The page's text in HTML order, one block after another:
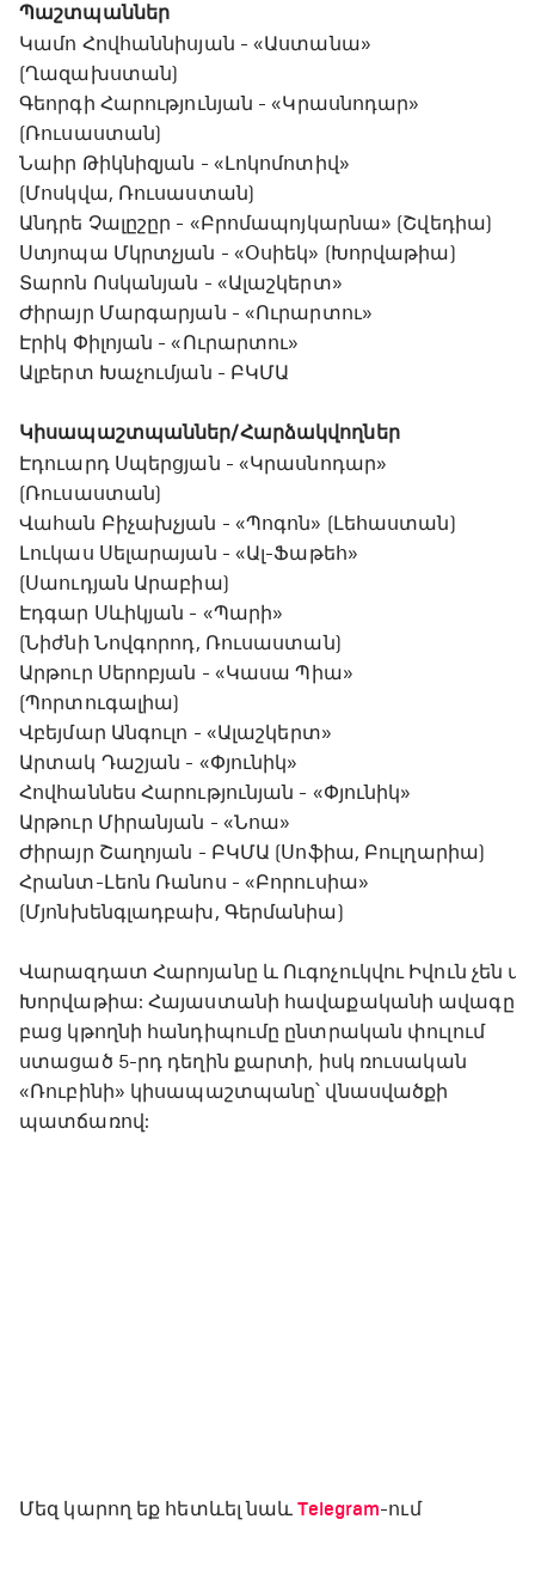
Պաշտպաններ
Կամո Հովհաննիսյան - «Աստանա»
(Ղազախստան)
Գեորգի Հարությունյան - «Կրասնոդար»
(Ռուսաստան)
Նաիր Թիկնիզյան - «Լոկոմոտիվ»
(Մոսկվա, Ռուսաստան)
Անդրե Չալըշըր - «Բրոմապոյկարնա» (Շվեդիա)
Ստյոպա Մկրտչյան - «Օսիեկ» (Խորվաթիա)
Տարոն Ոսկանյան - «Ալաշկերտ»
Ժիրայր Մարգարյան - «Ուրարտու»
Էրիկ Փիլոյան - «Ուրարտու»
Ալբերտ Խաչումյան - ԲԿՄԱ
Կիսապաշտպաններ/Հարձակվողներ
Էդուարդ Սպերցյան - «Կրասնոդար»
(Ռուսաստան)
Վահան Բիչախչյան - «Պոգոն» (Լեհաստան)
Լուկաս Սելարայան - «Ալ-Ֆաթեհ»
(Սաուդյան Արաբիա)
Էդգար Սևիկյան - «Պարի»
(Նիժնի Նովգորոդ, Ռուսաստան)
Արթուր Սերոբյան - «Կասա Պիա»
(Պորտուգալիա)
Վբեյմար Անգուլո - «Ալաշկերտ»
Արտակ Դաշյան - «Փյունիկ»
Հովհաննես Հարությունյան - «Փյունիկ»
Արթուր Միրանյան - «Նոա»
Ժիրայր Շաղոյան - ԲԿՄԱ (Սոֆիա, Բուլղարիա)
Հրանտ-Լեոն Ռանոս - «Բորուսիա»
(Մյոնխենգլադբախ, Գերմանիա)
Վարազդատ Հարոյանը և Ուգոչուկվու Իվուն չեն
Խորվաթիա: Հայաստանի հավաքականի ավագը
բաց կթողնի հանդիպումը ընտրական փուլում
ստացած 5-րդ դեղին քարտի, իսկ ռուսական
«Ռուբինի» կիսապաշտպանը՝ վնասվածքի
պատճառով:
Մեզ կարող եք հետևել նաև Telegram-ում